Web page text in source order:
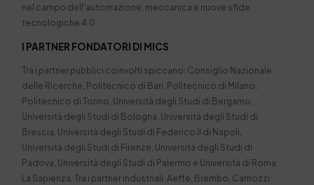
nel campo dell’automazione, meccanica e nuove sfide
tecnologiche 4.0.
I PARTNER FONDATORI DI MICS
Tra i partner pubblici coinvolti spiccano: Consiglio Nazionale
delle Ricerche, Politecnico di Bari, Politecnico di Milano,
Politecnico di Torino, Università degli Studi di Bergamo,
Università degli Studi di Bologna, Università degli Studi di
Brescia, Università degli Studi di Federico II di Napoli,
Università degli Studi di Firenze, Università degli Studi di
Padova, Università degli Studi di Palermo e Università di Roma
La Sapienza. Tra i partner industriali: Aeffe, Brembo, Camozzi